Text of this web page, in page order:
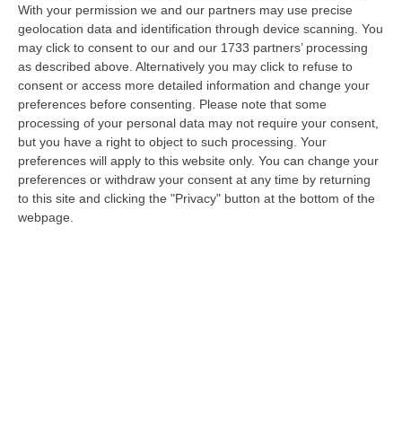
With your permission we and our partners may use precise
geolocation data and identification through device scanning. You
may click to consent to our and our 1733 partners’ processing
as described above. Alternatively you may click to refuse to
consent or access more detailed information and change your
preferences before consenting. Please note that some
processing of your personal data may not require your consent,
but you have a right to object to such processing. Your
preferences will apply to this website only. You can change your
preferences or withdraw your consent at any time by returning
to this site and clicking the "Privacy" button at the bottom of the
webpage.
Messina, I “No Ponte” Di Nuovo In Marcia
“MESSINA “Chiediamo che venga chiusa la società Stretto di Messina. La
liquidazione era stata già indicata dal governo Monti nel 2013, e la…
08 Agosto, 21:20
Vinitaly And The City A Reggio: Il Grande Abbraccio Tra Identità
Del Territorio, Storia E Cultura – FOTO
“REGGIO CALABRIA Vinitaly and the City arriva a Reggio Calabria. Dopo il
successo dell’edizione di Sibari, dove la manifestazione ha fatto s…
08 Agosto, 20:47